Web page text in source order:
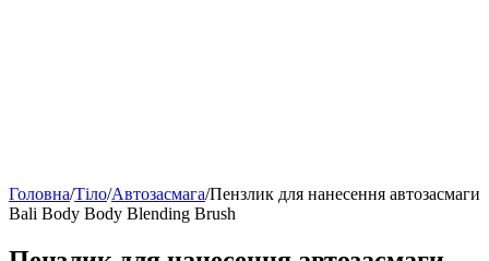
Головна/Тіло/Автозасмага/Пензлик для нанесення автозасмаги
Bali Body Body Blending Brush